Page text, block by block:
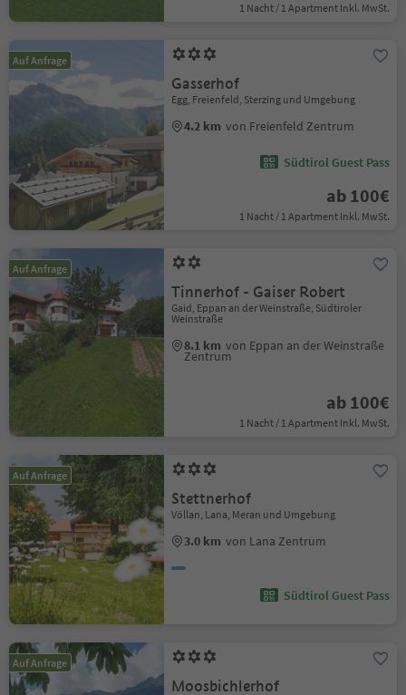
1 Nacht / 1 Apartment Inkl. MwSt.
Auf Anfrage
Gasserhof
Egg, Freienfeld, Sterzing und Umgebung
4.2 km von Freienfeld Zentrum
Südtirol Guest Pass
ab 100€
1 Nacht / 1 Apartment Inkl. MwSt.
Auf Anfrage
Tinnerhof - Gaiser Robert
Gaid, Eppan an der Weinstraße, Südtiroler
Weinstraße
8.1 km von Eppan an der Weinstraße
Zentrum
ab 100€
1 Nacht / 1 Apartment Inkl. MwSt.
Auf Anfrage
Stettnerhof
Völlan, Lana, Meran und Umgebung
3.0 km von Lana Zentrum
Südtirol Guest Pass
Auf Anfrage
Moosbichlerhof